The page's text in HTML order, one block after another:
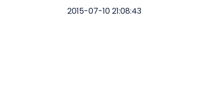
2015-07-10 21:08:43